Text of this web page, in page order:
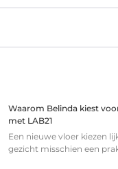
Waarom Belinda kiest
met LAB21
Een nieuwe vloer kiezen
gezicht misschien een